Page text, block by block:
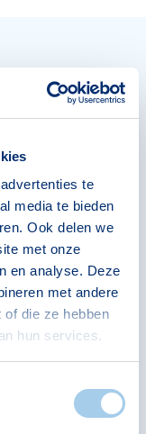
te
media te bieden
Ook delen we
met onze
en analyse. Deze
met andere
die ze hebben
hun services.
40 banken en
prijs
voor jouw